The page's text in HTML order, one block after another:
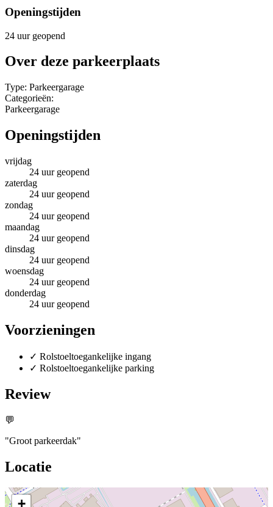
Openingstijden
24 uur geopend
Over deze parkeerplaats
Type: Parkeergarage
Categorieën:
Parkeergarage
Openingstijden
vrijdag
24 uur geopend
zaterdag
24 uur geopend
zondag
24 uur geopend
maandag
24 uur geopend
dinsdag
24 uur geopend
woensdag
24 uur geopend
donderdag
24 uur geopend
Voorzieningen
✓ Rolstoeltoegankelijke ingang
✓ Rolstoeltoegankelijke parking
Review
💬
"Groot parkeerdak"
Locatie
+